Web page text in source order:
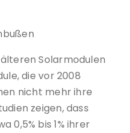
Solarmodulen
die vor 2008
nicht mehr ihre
zeigen, dass
0,5% bis 1% ihrer